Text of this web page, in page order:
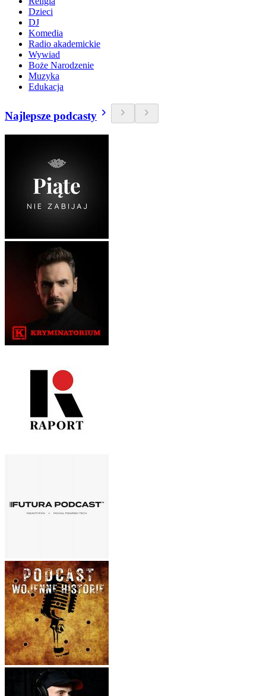
Dzieci
DJ
Komedia
Radio akademickie
Wywiad
Boże Narodzenie
Muzyka
Edukacja
Najlepsze podcasty